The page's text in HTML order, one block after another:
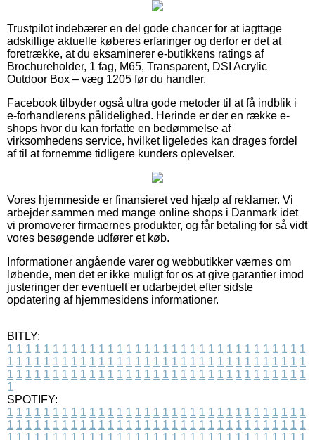
Trustpilot indebærer en del gode chancer for at iagttage
adskillige aktuelle køberes erfaringer og derfor er det at
foretrække, at du eksaminerer e-butikkens ratings af
Brochureholder, 1 fag, M65, Transparent, DSI Acrylic
Outdoor Box – væg 1205 før du handler.
Facebook tilbyder også ultra gode metoder til at få indblik i
e-forhandlerens pålidelighed. Herinde er der en række e-
shops hvor du kan forfatte en bedømmelse af
virksomhedens service, hvilket ligeledes kan drages fordel
af til at fornemme tidligere kunders oplevelser.
Vores hjemmeside er finansieret ved hjælp af reklamer. Vi
arbejder sammen med mange online shops i Danmark idet
vi promoverer firmaernes produkter, og får betaling for så vidt
vores besøgende udfører et køb.
Informationer angående varer og webbutikker værnes om
løbende, men det er ikke muligt for os at give garantier imod
justeringer der eventuelt er udarbejdet efter sidste
opdatering af hjemmesidens informationer.
BITLY:
1 1 1 1 1 1 1 1 1 1 1 1 1 1 1 1 1 1 1 1 1 1 1 1 1 1 1 1 1 1 1 1 1
1 1 1 1 1 1 1 1 1 1 1 1 1 1 1 1 1 1 1 1 1 1 1 1 1 1 1 1 1 1 1 1 1
1 1 1 1 1 1 1 1 1 1 1 1 1 1 1 1 1 1 1 1 1 1 1 1 1 1 1 1 1 1 1 1 1
1
SPOTIFY:
1 1 1 1 1 1 1 1 1 1 1 1 1 1 1 1 1 1 1 1 1 1 1 1 1 1 1 1 1 1 1 1 1
1 1 1 1 1 1 1 1 1 1 1 1 1 1 1 1 1 1 1 1 1 1 1 1 1 1 1 1 1 1 1 1 1
1 1 1 1 1 1 1 1 1 1 1 1 1 1 1 1 1 1 1 1 1 1 1 1 1 1 1 1 1 1 1 1 1